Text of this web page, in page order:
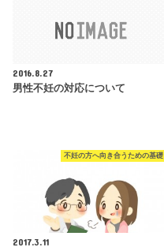
2016.8.27
男性不妊の対応について
不妊の方へ向き合うための基礎
2017.3.11